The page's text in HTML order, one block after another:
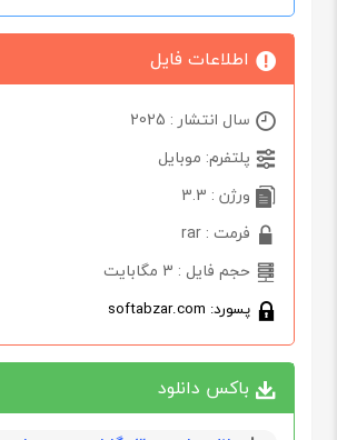
اطلاعات فایل
سال انتشار : 2025
پلتفرم: موبایل
ورژن : 3.3
فرمت : rar
حجم فایل : 3 مگابایت
پسورد: softabzar.com
باکس دانلود